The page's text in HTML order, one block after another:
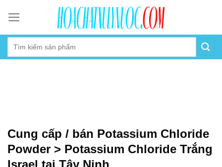
content
Cung cấp / bán Potassium Chloride
Powder > Potassium Chloride Trắng
Israel tại Tây Ninh